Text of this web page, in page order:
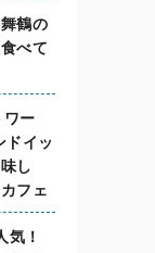
鶴の
べて
ー
ドイッ
し
フェ
気！